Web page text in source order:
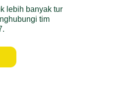
lebih banyak tur
tim